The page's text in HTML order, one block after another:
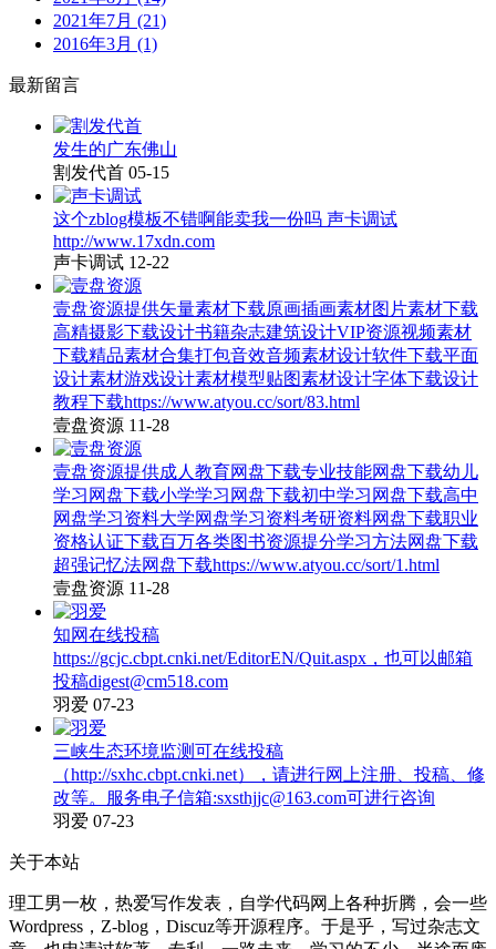
2021年7月 (21)
2016年3月 (1)
最新留言
发生的广东佛山
割发代首 05-15
这个zblog模板不错啊能卖我一份吗 声卡调试
http://www.17xdn.com
声卡调试 12-22
壹盘资源提供矢量素材下载原画插画素材图片素材下载
高精摄影下载设计书籍杂志建筑设计VIP资源视频素材
下载精品素材合集打包音效音频素材设计软件下载平面
设计素材游戏设计素材模型贴图素材设计字体下载设计
教程下载https://www.atyou.cc/sort/83.html
壹盘资源 11-28
壹盘资源提供成人教育网盘下载专业技能网盘下载幼儿
学习网盘下载小学学习网盘下载初中学习网盘下载高中
网盘学习资料大学网盘学习资料考研资料网盘下载职业
资格认证下载百万各类图书资源提分学习方法网盘下载
超强记忆法网盘下载https://www.atyou.cc/sort/1.html
壹盘资源 11-28
知网在线投稿
https://gcjc.cbpt.cnki.net/EditorEN/Quit.aspx，也可以邮箱
投稿digest@cm518.com
羽爱 07-23
三峡生态环境监测可在线投稿
（http://sxhc.cbpt.cnki.net），请进行网上注册、投稿、修
改等。服务电子信箱:sxsthjjc@163.com可进行咨询
羽爱 07-23
关于本站
理工男一枚，热爱写作发表，自学代码网上各种折腾，会一些
Wordpress，Z-blog，Discuz等开源程序。于是乎，写过杂志文